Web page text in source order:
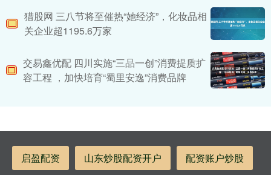
猎股网 三八节将至催热“她经济”，化妆品相
关企业超1195.6万家
交易鑫优配 四川实施“三品一创”消费提质扩
容工程 ，加快培育“蜀里安逸”消费品牌
启盈配资 山东炒股配资开户 配资账户炒股